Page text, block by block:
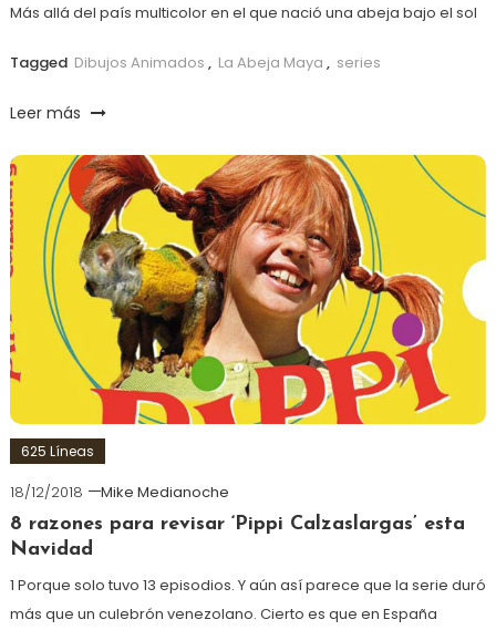
Más allá del país multicolor en el que nació una abeja bajo el sol
Tagged Dibujos Animados , La Abeja Maya , series
Leer más
625 Líneas
18/12/2018
Mike Medianoche
8 razones para revisar ‘Pippi Calzaslargas’ esta
Navidad
1 Porque solo tuvo 13 episodios. Y aún así parece que la serie duró
más que un culebrón venezolano. Cierto es que en España